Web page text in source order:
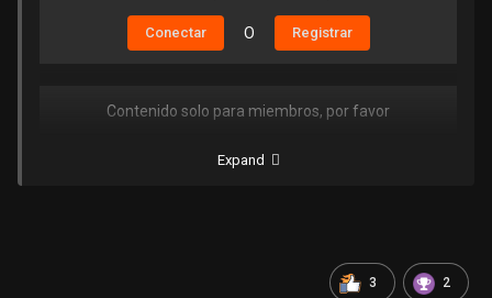
Conectar O Registrar
Contenido solo para miembros, por favor
O
Expand
3 2